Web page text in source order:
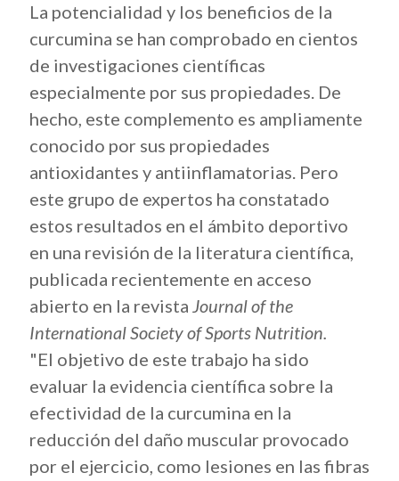
La potencialidad y los beneficios de la
curcumina se han comprobado en cientos
de investigaciones científicas
especialmente por sus propiedades. De
hecho, este complemento es ampliamente
conocido por sus propiedades
antioxidantes y antiinflamatorias. Pero
este grupo de expertos ha constatado
estos resultados en el ámbito deportivo
en una revisión de la literatura científica,
publicada recientemente en acceso
abierto en la revista Journal of the
International Society of Sports Nutrition.
"El objetivo de este trabajo ha sido
evaluar la evidencia científica sobre la
efectividad de la curcumina en la
reducción del daño muscular provocado
por el ejercicio, como lesiones en las fibras